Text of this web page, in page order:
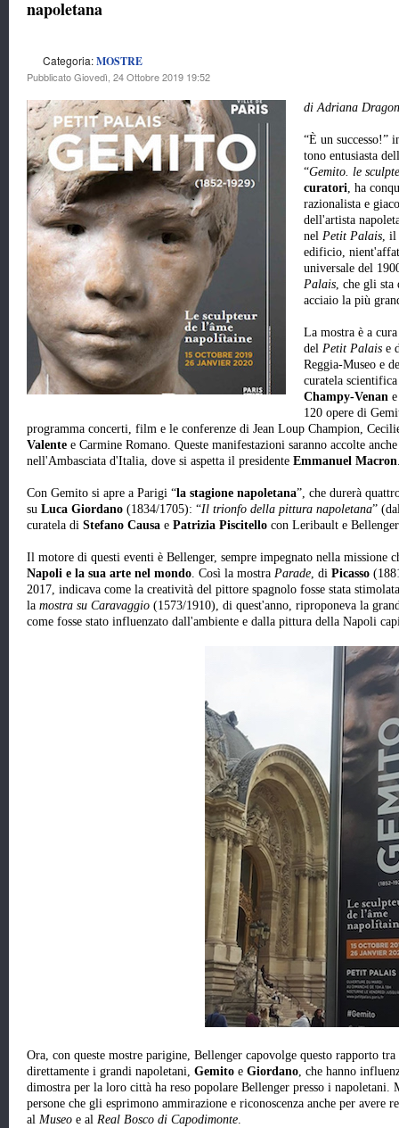
napoletana
Categoria:MOSTRE
Pubblicato Giovedì, 24 Ottobre 2019 19:52
di Adriana
“È un successo!”
tono entusiasta
“Gemito. le
curatori, ha
razionalista e
dell'artista
nel Petit Palais, il
edificio,
universale del
Palais, che gli sta
acciaio la più
La mostra è a
del Petit Palais e
Reggia-Museo e
curatela
Champy-Venan
120 opere di
programma concerti, film e le conferenze di Jean Loup Champion,
Valente e Carmine Romano. Queste manifestazioni saranno accolte
nell'Ambasciata d'Italia, dove si aspetta il presidente Emmanuel Macron
Con Gemito si apre a Parigi “la stagione napoletana”, che durerà
su Luca Giordano (1834/1705): “Il trionfo della pittura napoletana”
curatela di Stefano Causa e Patrizia Piscitello con Leribault e
Il motore di questi eventi è Bellenger, sempre impegnato nella missione
Napoli e la sua arte nel mondo. Così la mostra Parade, di Picasso
2017, indicava come la creatività del pittore spagnolo fosse stata
la mostra su Caravaggio (1573/1910), di quest'anno, riproponeva la
come fosse stato influenzato dall'ambiente e dalla pittura della Napoli
Ora, con queste mostre parigine, Bellenger capovolge questo rapporto
direttamente i grandi napoletani, Gemito e Giordano, che hanno
dimostra per la loro città ha reso popolare Bellenger presso i
persone che gli esprimono ammirazione e riconoscenza anche per avere
al Museo e al Real Bosco di Capodimonte.